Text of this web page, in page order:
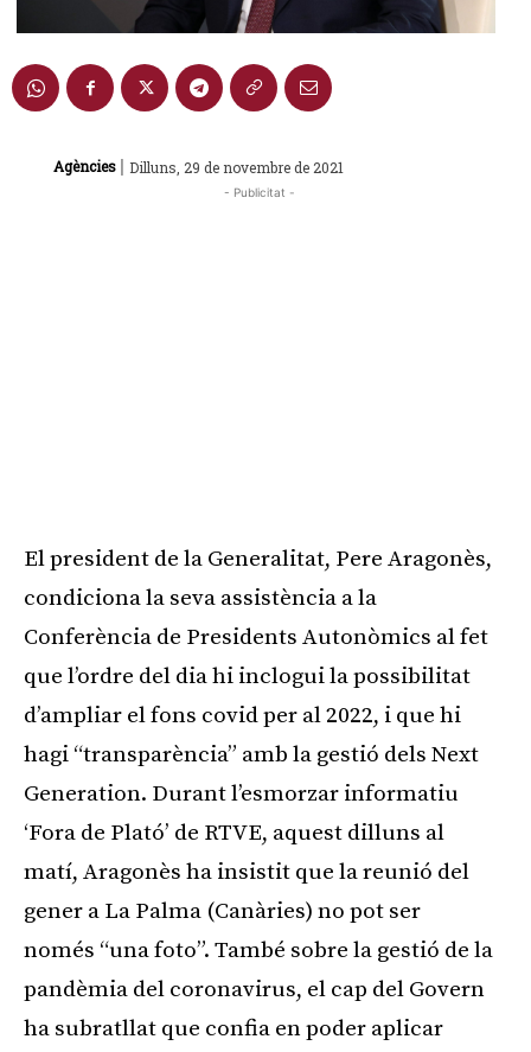
Agències | Dilluns, 29 de novembre de 2021
- Publicitat -
El president de la Generalitat, Pere Aragonès,
condiciona la seva assistència a la
Conferència de Presidents Autonòmics al fet
que l’ordre del dia hi inclogui la possibilitat
d’ampliar el fons covid per al 2022, i que hi
hagi “transparència” amb la gestió dels Next
Generation. Durant l’esmorzar informatiu
‘Fora de Plató’ de RTVE, aquest dilluns al
matí, Aragonès ha insistit que la reunió del
gener a La Palma (Canàries) no pot ser
només “una foto”. També sobre la gestió de la
pandèmia del coronavirus, el cap del Govern
ha subratllat que confia en poder aplicar